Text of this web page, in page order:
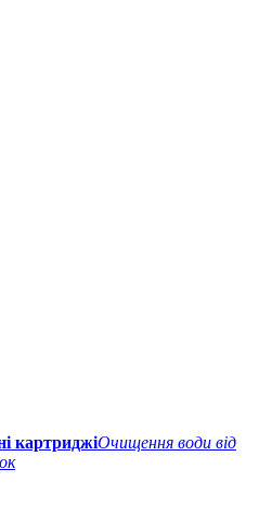
картриджіОчищення води від